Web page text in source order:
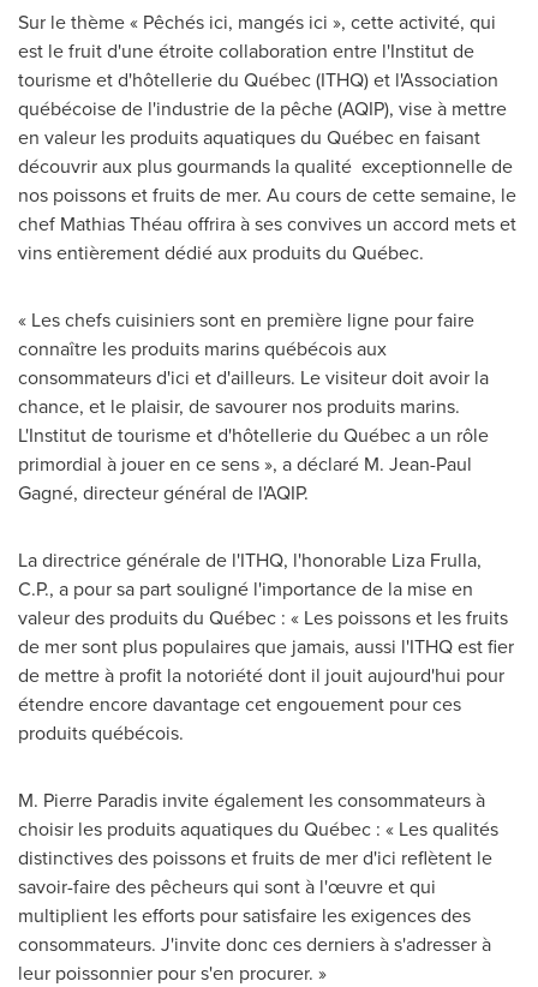
Sur le thème « Pêchés ici, mangés ici », cette activité, qui
est le fruit d'une étroite collaboration entre l'Institut de
tourisme et d'hôtellerie du Québec (ITHQ) et l'Association
québécoise de l'industrie de la pêche (AQIP), vise à mettre
en valeur les produits aquatiques du Québec en faisant
découvrir aux plus gourmands la qualité exceptionnelle de
nos poissons et fruits de mer. Au cours de cette semaine, le
chef Mathias Théau offrira à ses convives un accord mets et
vins entièrement dédié aux produits du Québec.
« Les chefs cuisiniers sont en première ligne pour faire
connaître les produits marins québécois aux
consommateurs d'ici et d'ailleurs. Le visiteur doit avoir la
chance, et le plaisir, de savourer nos produits marins.
L'Institut de tourisme et d'hôtellerie du Québec a un rôle
primordial à jouer en ce sens », a déclaré M. Jean-Paul
Gagné, directeur général de l'AQIP.
La directrice générale de l'ITHQ, l'honorable Liza Frulla,
C.P., a pour sa part souligné l'importance de la mise en
valeur des produits du Québec : « Les poissons et les fruits
de mer sont plus populaires que jamais, aussi l'ITHQ est fier
de mettre à profit la notoriété dont il jouit aujourd'hui pour
étendre encore davantage cet engouement pour ces
produits québécois.
M. Pierre Paradis invite également les consommateurs à
choisir les produits aquatiques du Québec : « Les qualités
distinctives des poissons et fruits de mer d'ici reflètent le
savoir-faire des pêcheurs qui sont à l'œuvre et qui
multiplient les efforts pour satisfaire les exigences des
consommateurs. J'invite donc ces derniers à s'adresser à
leur poissonnier pour s'en procurer. »